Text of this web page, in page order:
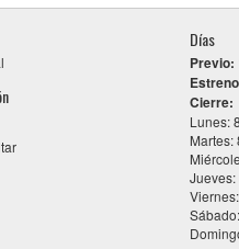
Días
Previo:
Cierre:
Lunes:
Martes: